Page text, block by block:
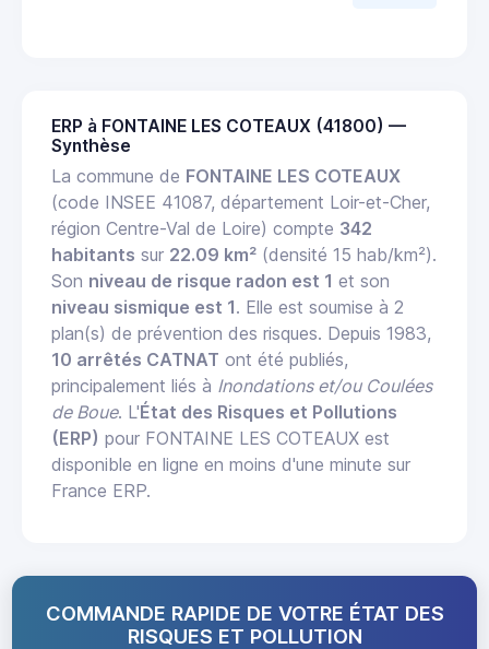
ERP à FONTAINE LES COTEAUX (41800) —
Synthèse
La commune de FONTAINE LES COTEAUX
(code INSEE 41087, département Loir-et-Cher,
région Centre-Val de Loire) compte 342
habitants sur 22.09 km² (densité 15 hab/km²).
Son niveau de risque radon est 1 et son
niveau sismique est 1. Elle est soumise à 2
plan(s) de prévention des risques. Depuis 1983,
10 arrêtés CATNAT ont été publiés,
principalement liés à Inondations et/ou Coulées
de Boue. L'État des Risques et Pollutions
(ERP) pour FONTAINE LES COTEAUX est
disponible en ligne en moins d'une minute sur
France ERP.
COMMANDE RAPIDE DE VOTRE ÉTAT DES
RISQUES ET POLLUTION